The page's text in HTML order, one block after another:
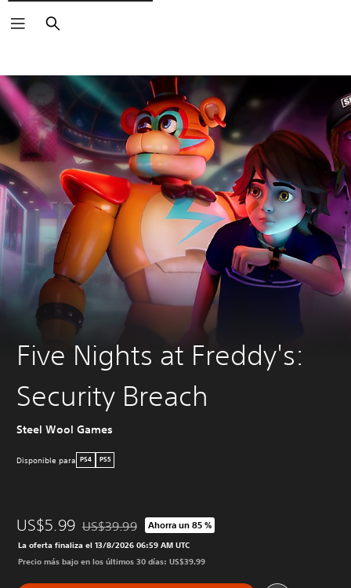
Buscar
Five Nights at Freddy's:
Security Breach
Steel Wool Games
Disponible para PS4 PS5
US$5.99 Rebajado del precio original de US$39.99
US$39.99 Ahorra un 85 %
La oferta finaliza el 13/8/2026 06:59 AM UTC
Precio más bajo en los últimos 30 días: US$39.99